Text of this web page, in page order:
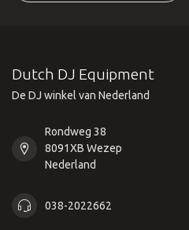
Dutch DJ Equipment
De DJ winkel van Nederland
Rondweg 38
8091XB Wezep
Nederland
038-2022662